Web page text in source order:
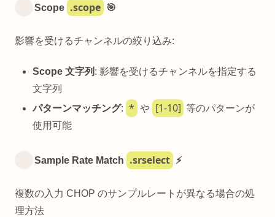
Scope .scope 🎯
影響を受けるチャンネルの絞り込み:
Scope 文字列 : 影響を受けるチャンネルを指定する
文字列
パターンマッチング: * や [1-10] 等のパターンが
使用可能
Sample Rate Match .srselect ⚡
複数の入力 CHOP のサンプルレートが異なる場合の処
理方法